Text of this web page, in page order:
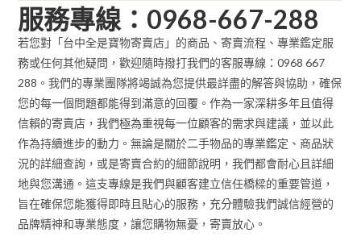
服務專線：0968-667-288
若您對「台中全是寶物寄賣店」的商品、寄賣流程、專業鑑定服
務或任何其他疑問，歡迎隨時撥打我們的客服專線：0968 667
288。我們的專業團隊將竭誠為您提供最詳盡的解答與協助，確保
您的每一個問題都能得到滿意的回覆。作為一家深耕多年且值得
信賴的寄賣店，我們極為重視每一位顧客的需求與建議，並以此
作為持續進步的動力。無論是關於二手物品的專業鑑定、商品狀
況的詳細查詢，或是寄賣合約的細節說明，我們都會耐心且詳細
地與您溝通。這支專線是我們與顧客建立信任橋樑的重要管道，
旨在確保您能獲得即時且貼心的服務，充分體驗我們誠信經營的
品牌精神和專業態度，讓您購物無憂，寄賣放心。